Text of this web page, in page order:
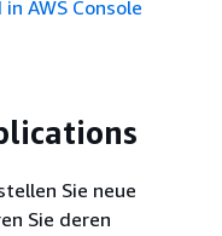
AWS Console
Sie neue
Sie deren